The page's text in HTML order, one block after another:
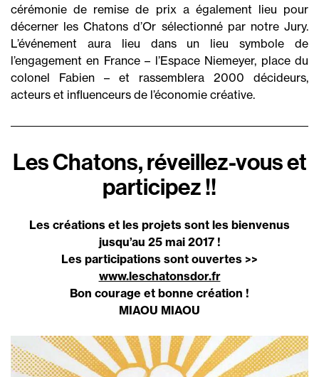
cérémonie de remise de prix a également lieu pour
décerner les Chatons d’Or sélectionné par notre Jury.
L’événement aura lieu dans un lieu symbole de
l’engagement en France – l’Espace Niemeyer, place du
colonel Fabien – et rassemblera 2000 décideurs,
acteurs et influenceurs de l’économie créative.
Les Chatons, réveillez-vous et
participez !!
Les créations et les projets sont les bienvenus
jusqu’au 25 mai 2017 !
Les participations sont ouvertes >>
www.leschatonsdor.fr
Bon courage et bonne création !
MIAOU MIAOU